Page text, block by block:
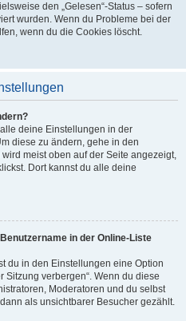
den „Gelesen“-Status – sofern
wurden. Wenn du Probleme bei der
wenn du die Cookies löscht.
deine Einstellungen in der
diese zu ändern, gehe in den
meist oben auf der Seite angezeigt,
Dort kannst du alle deine
in der Online-Liste
du in den Einstellungen eine Option
Sitzung verbergen“. Wenn du diese
Moderatoren und du selbst
als unsichtbarer Besucher gezählt.